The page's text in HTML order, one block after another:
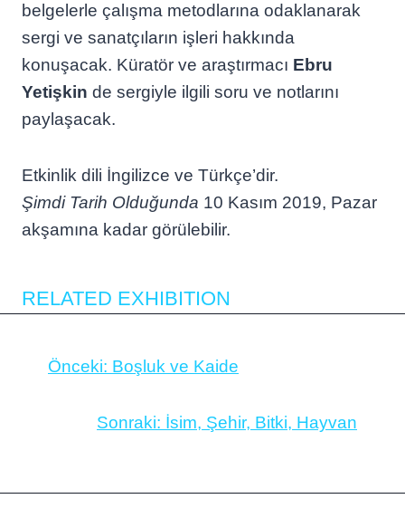
belgelerle çalışma metodlarına odaklanarak
sergi ve sanatçıların işleri hakkında
konuşacak. Küratör ve araştırmacı Ebru
Yetişkin de sergiyle ilgili soru ve notlarını
paylaşacak.
Etkinlik dili İngilizce ve Türkçe’dir.
Şimdi Tarih Olduğunda 10 Kasım 2019, Pazar
akşamına kadar görülebilir.
RELATED EXHIBITION
Önceki: Boşluk ve Kaide
Sonraki: İsim, Şehir, Bitki, Hayvan